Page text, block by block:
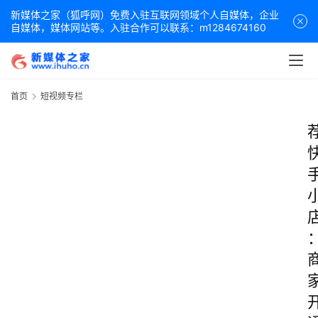
新媒体之家（狐呼网）免费入驻互联网领域个人自媒体，企业
自媒体，媒体网站等。入驻合作可以联系：m1284674160
首页 短视频专栏